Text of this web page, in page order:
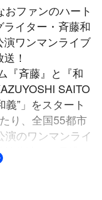
ファンのハート
イター・斉藤和
ワンマンライブ
！
『斉藤』と『和
SAITO
”」をスタート
り、全国55都市
のワンマンライ
公演をお見逃し